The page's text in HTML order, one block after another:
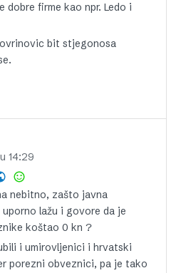
dobre firme kao npr. Ledo i
bit stjegonosa
14:29
nebitno, zašto javna
lažu i govore da je
koštao 0 kn ?
i umirovljenici i hrvatski
porezni obveznici, pa je tako